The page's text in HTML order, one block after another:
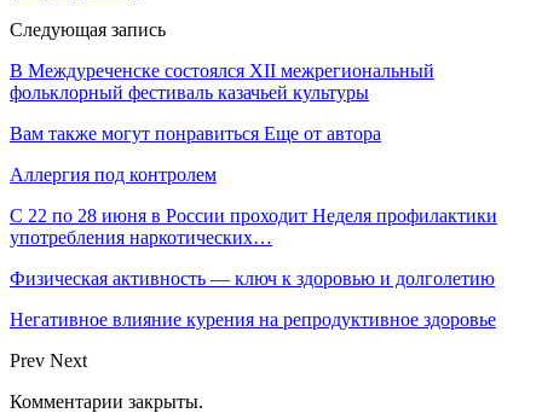
Следующая запись
В Междуреченске состоялся ХII межрегиональный
фольклорный фестиваль казачьей культуры
Вам также могут понравиться Еще от автора
Аллергия под контролем
С 22 по 28 июня в России проходит Неделя профилактики
употребления наркотических…
Физическая активность — ключ к здоровью и долголетию
Негативное влияние курения на репродуктивное здоровье
Prev Next
Комментарии закрыты.